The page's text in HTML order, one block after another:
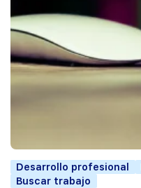
Desarrollo profesional
Buscar trabajo